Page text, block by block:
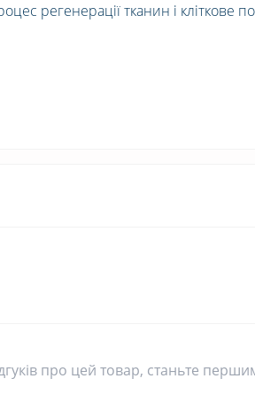
регенерації тканин і кліткове
про цей товар, станьте